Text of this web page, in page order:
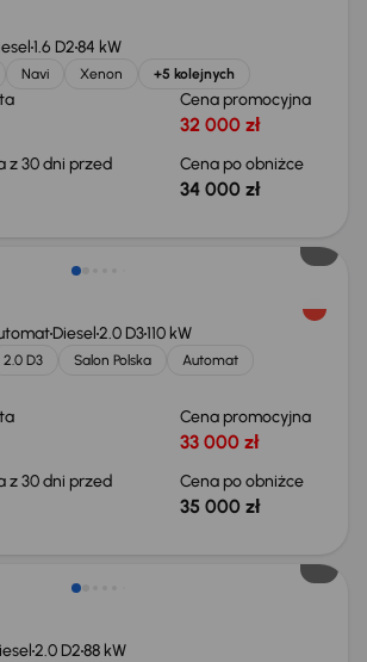
1.6 D284 kW
Navi Xenon +5 kolejnych
Cena promocyjna
32 000 zł
z 30 dni przed
Cena po obniżce
34 000 zł
Diesel2.0 D3110 kW
2.0 D3 Salon Polska
Automat
Cena promocyjna
33 000 zł
z 30 dni przed
Cena po obniżce
35 000 zł
2.0 D288 kW